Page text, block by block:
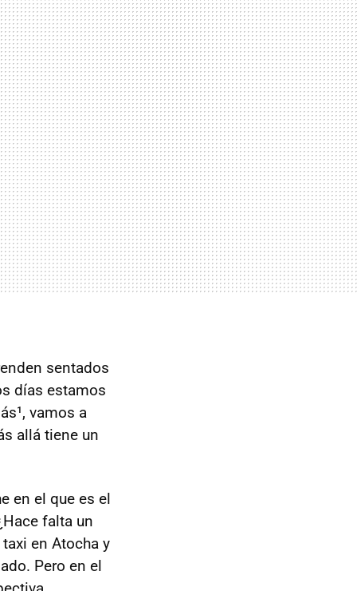
sentados
días estamos
vamos a
allá tiene un
en el que es el
falta un
en Atocha y
Pero en el